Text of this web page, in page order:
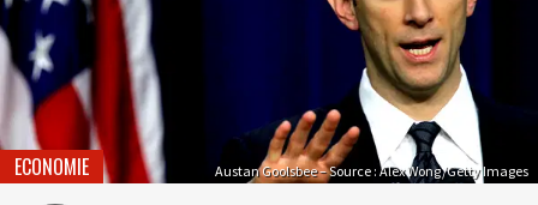
Austan Goolsbee – Source : Alex Wong/Getty Images
ECONOMIE